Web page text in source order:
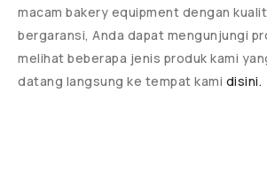
macam bakery equipment dengan
bergaransi, Anda dapat mengunjungi
melihat beberapa jenis produk kami
datang langsung ke tempat kami disini.